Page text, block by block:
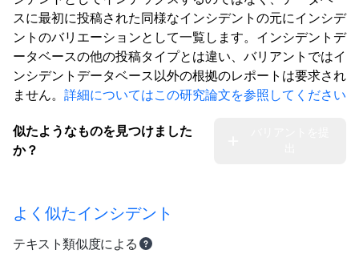
スに最初に投稿された同様なインシデントの元にインシデ
ントのバリエーションとして一覧します。インシデントデ
ータベースの他の投稿タイプとは違い、バリアントではイ
ンシデントデータベース以外の根拠のレポートは要求され
ません。 詳細についてはこの研究論文を参照してください
似たようなものを見つけました
か？
よく似たインシデント
テキスト類似度による